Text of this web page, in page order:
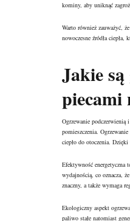
kominy, aby uniknąć
Warto również zauważyć,
nowoczesne źródła
Jakie
piecami
Ogrzewanie podczerwienią
pomieszczenia.
ciepło do otoczenia.
Efektywność energetyczna
wydajnością, co oznacza,
znaczny, a także wymaga
Ekologiczny aspekt
paliwo stałe natomiast